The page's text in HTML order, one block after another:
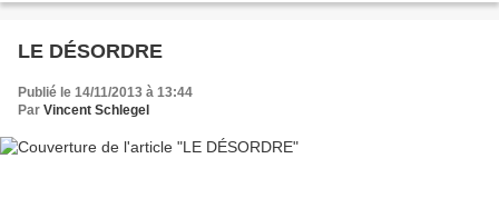
LE DÉSORDRE
Publié le 14/11/2013 à 13:44
Par Vincent Schlegel